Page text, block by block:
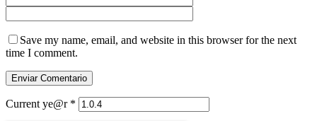
Save my name, email, and website in this browser for the next
time I comment.
Current ye@r *